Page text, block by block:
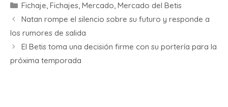
Fichaje, Fichajes, Mercado, Mercado del Betis
Natan rompe el silencio sobre su futuro y responde a
los rumores de salida
El Betis toma una decisión firme con su portería para la
próxima temporada